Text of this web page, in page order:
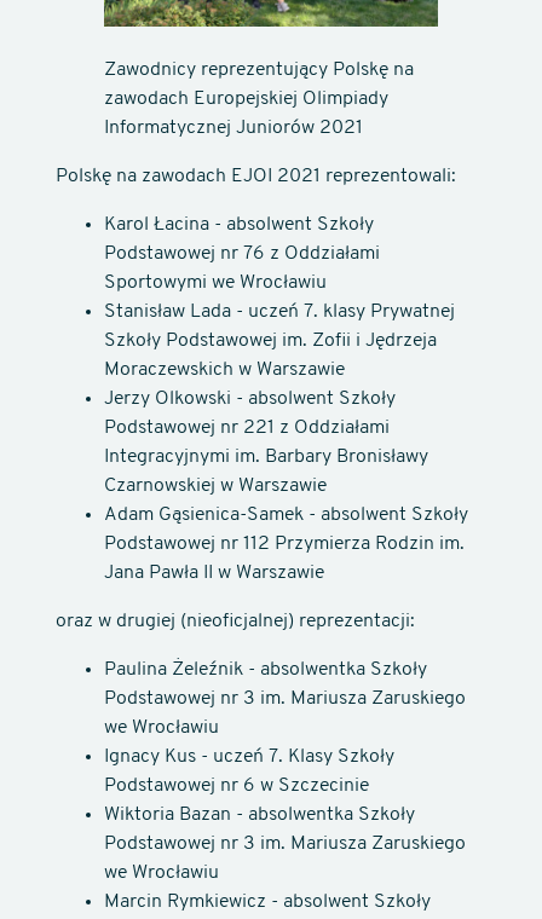
Zawodnicy reprezentujący Polskę na
zawodach Europejskiej Olimpiady
Informatycznej Juniorów 2021
Polskę na zawodach EJOI 2021 reprezentowali:
Karol Łacina - absolwent Szkoły
Podstawowej nr 76 z Oddziałami
Sportowymi we Wrocławiu
Stanisław Lada - uczeń 7. klasy Prywatnej
Szkoły Podstawowej im. Zofii i Jędrzeja
Moraczewskich w Warszawie
Jerzy Olkowski - absolwent Szkoły
Podstawowej nr 221 z Oddziałami
Integracyjnymi im. Barbary Bronisławy
Czarnowskiej w Warszawie
Adam Gąsienica-Samek - absolwent Szkoły
Podstawowej nr 112 Przymierza Rodzin im.
Jana Pawła II w Warszawie
oraz w drugiej (nieoficjalnej) reprezentacji:
Paulina Żeleźnik - absolwentka Szkoły
Podstawowej nr 3 im. Mariusza Zaruskiego
we Wrocławiu
Ignacy Kus - uczeń 7. Klasy Szkoły
Podstawowej nr 6 w Szczecinie
Wiktoria Bazan - absolwentka Szkoły
Podstawowej nr 3 im. Mariusza Zaruskiego
we Wrocławiu
Marcin Rymkiewicz - absolwent Szkoły